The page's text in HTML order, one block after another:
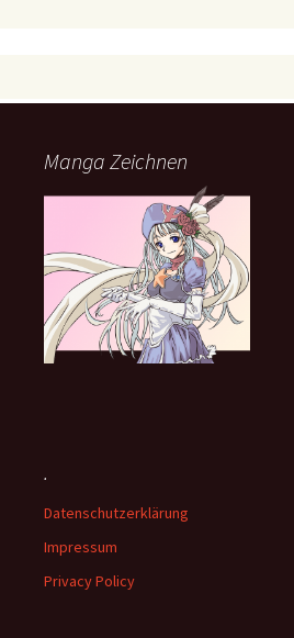
Manga Zeichnen
.
Datenschutzerklärung
Impressum
Privacy Policy